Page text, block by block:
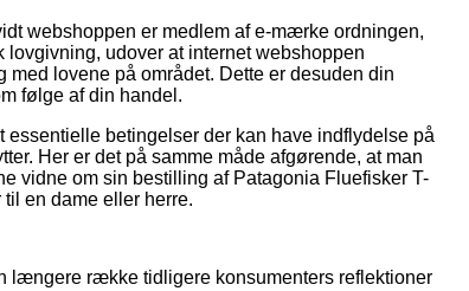
webshoppen er medlem af e-mærke ordningen,
udover at internet webshoppen
med lovene på området. Dette er desuden din
følge af din handel.
betingelser der kan have indflydelse på
Her er det på samme måde afgørende, at man
vidne om sin bestilling af Patagonia Fluefisker T-
en dame eller herre.
længere række tidligere konsumenters reflektioner